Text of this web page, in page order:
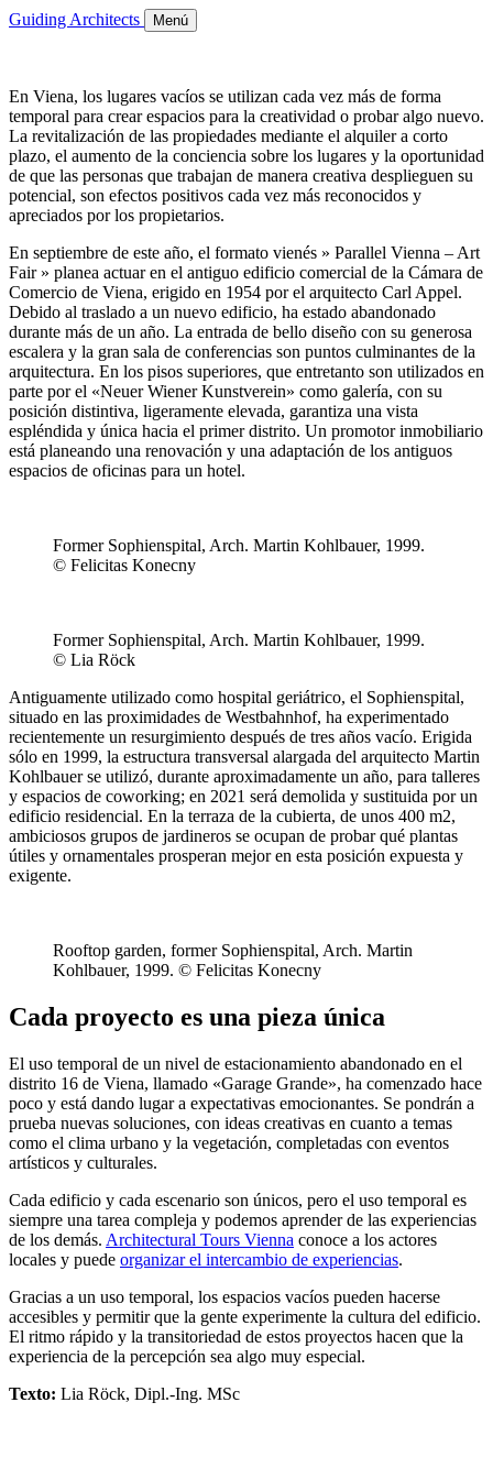
Guiding Architects Menú
En Viena, los lugares vacíos se utilizan cada vez más de forma
temporal para crear espacios para la creatividad o probar algo nuevo.
La revitalización de las propiedades mediante el alquiler a corto
plazo, el aumento de la conciencia sobre los lugares y la oportunidad
de que las personas que trabajan de manera creativa desplieguen su
potencial, son efectos positivos cada vez más reconocidos y
apreciados por los propietarios.
En septiembre de este año, el formato vienés » Parallel Vienna – Art
Fair » planea actuar en el antiguo edificio comercial de la Cámara de
Comercio de Viena, erigido en 1954 por el arquitecto Carl Appel.
Debido al traslado a un nuevo edificio, ha estado abandonado
durante más de un año. La entrada de bello diseño con su generosa
escalera y la gran sala de conferencias son puntos culminantes de la
arquitectura. En los pisos superiores, que entretanto son utilizados en
parte por el «Neuer Wiener Kunstverein» como galería, con su
posición distintiva, ligeramente elevada, garantiza una vista
espléndida y única hacia el primer distrito. Un promotor inmobiliario
está planeando una renovación y una adaptación de los antiguos
espacios de oficinas para un hotel.
Former Sophienspital, Arch. Martin Kohlbauer, 1999.
© Felicitas Konecny
Former Sophienspital, Arch. Martin Kohlbauer, 1999.
© Lia Röck
Antiguamente utilizado como hospital geriátrico, el Sophienspital,
situado en las proximidades de Westbahnhof, ha experimentado
recientemente un resurgimiento después de tres años vacío. Erigida
sólo en 1999, la estructura transversal alargada del arquitecto Martin
Kohlbauer se utilizó, durante aproximadamente un año, para talleres
y espacios de coworking; en 2021 será demolida y sustituida por un
edificio residencial. En la terraza de la cubierta, de unos 400 m2,
ambiciosos grupos de jardineros se ocupan de probar qué plantas
útiles y ornamentales prosperan mejor en esta posición expuesta y
exigente.
Rooftop garden, former Sophienspital, Arch. Martin
Kohlbauer, 1999. © Felicitas Konecny
Cada proyecto es una pieza única
El uso temporal de un nivel de estacionamiento abandonado en el
distrito 16 de Viena, llamado «Garage Grande», ha comenzado hace
poco y está dando lugar a expectativas emocionantes. Se pondrán a
prueba nuevas soluciones, con ideas creativas en cuanto a temas
como el clima urbano y la vegetación, completadas con eventos
artísticos y culturales.
Cada edificio y cada escenario son únicos, pero el uso temporal es
siempre una tarea compleja y podemos aprender de las experiencias
de los demás. Architectural Tours Vienna conoce a los actores
locales y puede organizar el intercambio de experiencias.
Gracias a un uso temporal, los espacios vacíos pueden hacerse
accesibles y permitir que la gente experimente la cultura del edificio.
El ritmo rápido y la transitoriedad de estos proyectos hacen que la
experiencia de la percepción sea algo muy especial.
Texto: Lia Röck, Dipl.-Ing. MSc